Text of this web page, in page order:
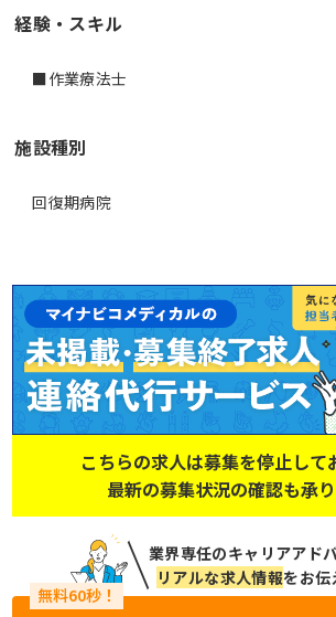
経験・スキル
■作業療法士
施設種別
回復期病院
こちらの求人は募集を停止して
最新の募集状況の確認も承り
業界専任のキャリアアド
リアルな求人情報をお伝